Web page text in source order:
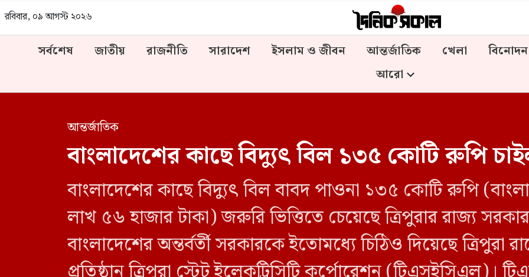
রবিবার, ০৯ আগস্ট ২০২৬
সর্বশেষ জাতীয় রাজনীতি সারাদেশ ইসলাম ও জীবন আন্তর্জাতিক খেলা বিনোদন
আরো
আন্তর্জাতিক
বাংলাদেশের কাছে বিদ্যুৎ বিল ১৩৫ কোটি রুপি
বাংলাদেশের কাছে বিদ্যুৎ বিল বাবদ পাওনা ১৩৫ কোটি রুপি
লাখ ৫৬ হাজার টাকা) জরুরি ভিত্তিতে চেয়েছে ত্রিপুরার রাজ্য
বাংলাদেশের অন্তর্বর্তী সরকারকে ইতোমধ্যে চিঠিও দিয়েছে ত্রিপুরা